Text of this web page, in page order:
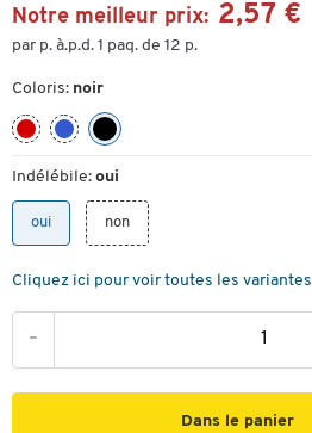
Notre meilleur prix: 2,57 €
par p. à.p.d. 1 paq. de 12 p.
Coloris: noir
Indélébile: oui
oui non
Cliquez ici pour voir toutes les variantes
-
Dans le panier